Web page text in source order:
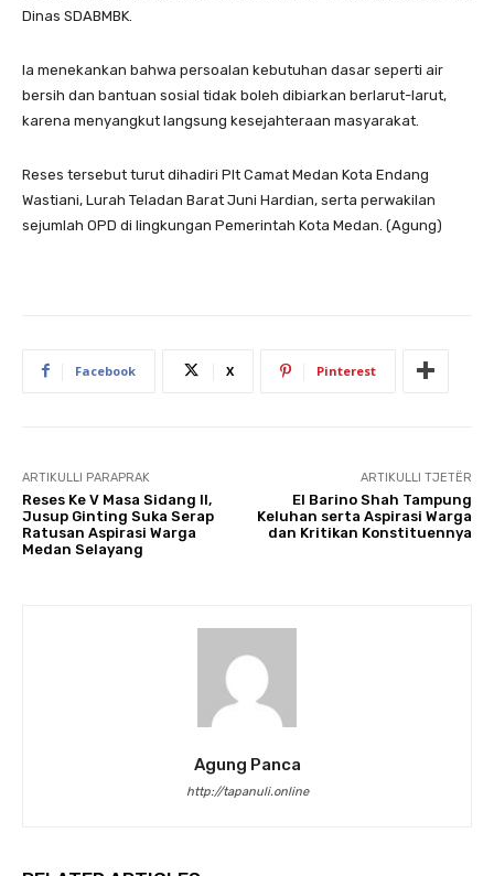
Dinas SDABMBK.
Ia menekankan bahwa persoalan kebutuhan dasar seperti air
bersih dan bantuan sosial tidak boleh dibiarkan berlarut-larut,
karena menyangkut langsung kesejahteraan masyarakat.
Reses tersebut turut dihadiri Plt Camat Medan Kota Endang
Wastiani, Lurah Teladan Barat Juni Hardian, serta perwakilan
sejumlah OPD di lingkungan Pemerintah Kota Medan. (Agung)
Facebook X Pinterest
ARTIKULLI PARAPRAK
Reses Ke V Masa Sidang II,
Jusup Ginting Suka Serap
Ratusan Aspirasi Warga
Medan Selayang
ARTIKULLI TJETËR
El Barino Shah Tampung
Keluhan serta Aspirasi Warga
dan Kritikan Konstituennya
Agung Panca
http://tapanuli.online